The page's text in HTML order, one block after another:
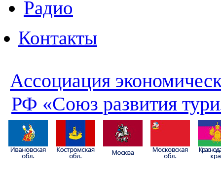
Радио
Контакты
Ассоциация
РФ «Союз развития